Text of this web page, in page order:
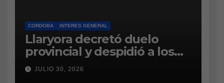
CORDOBA INTERES GENERAL
Llaryora decretó duelo
provincial y despidió a los
bomberos cordobeses
fallecidos en la tragedia
JULIO 30, 2026